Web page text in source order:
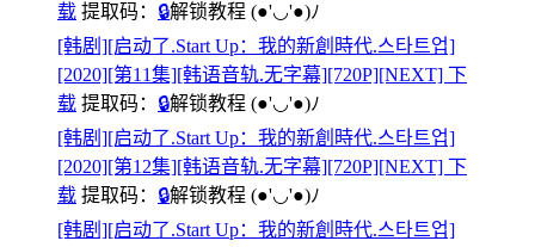
载 提取码： 🔒解锁教程 (●'◡'●)ﾉ
[韩剧][启动了.Start Up：我的新創時代.스타트업]
[2020][第11集][韩语音轨.无字幕][720P][NEXT] 下
载 提取码： 🔒解锁教程 (●'◡'●)ﾉ
[韩剧][启动了.Start Up：我的新創時代.스타트업]
[2020][第12集][韩语音轨.无字幕][720P][NEXT] 下
载 提取码： 🔒解锁教程 (●'◡'●)ﾉ
[韩剧][启动了.Start Up：我的新創時代.스타트업]